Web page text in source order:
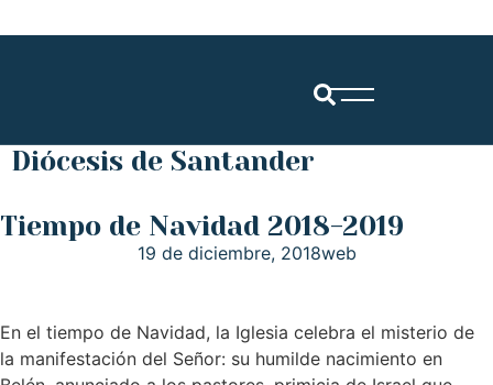
Diócesis de Santander
Tiempo de Navidad 2018-2019
19 de diciembre, 2018web
En el tiempo de Navidad, la Iglesia celebra el misterio de
la manifestación del Señor: su humilde nacimiento en